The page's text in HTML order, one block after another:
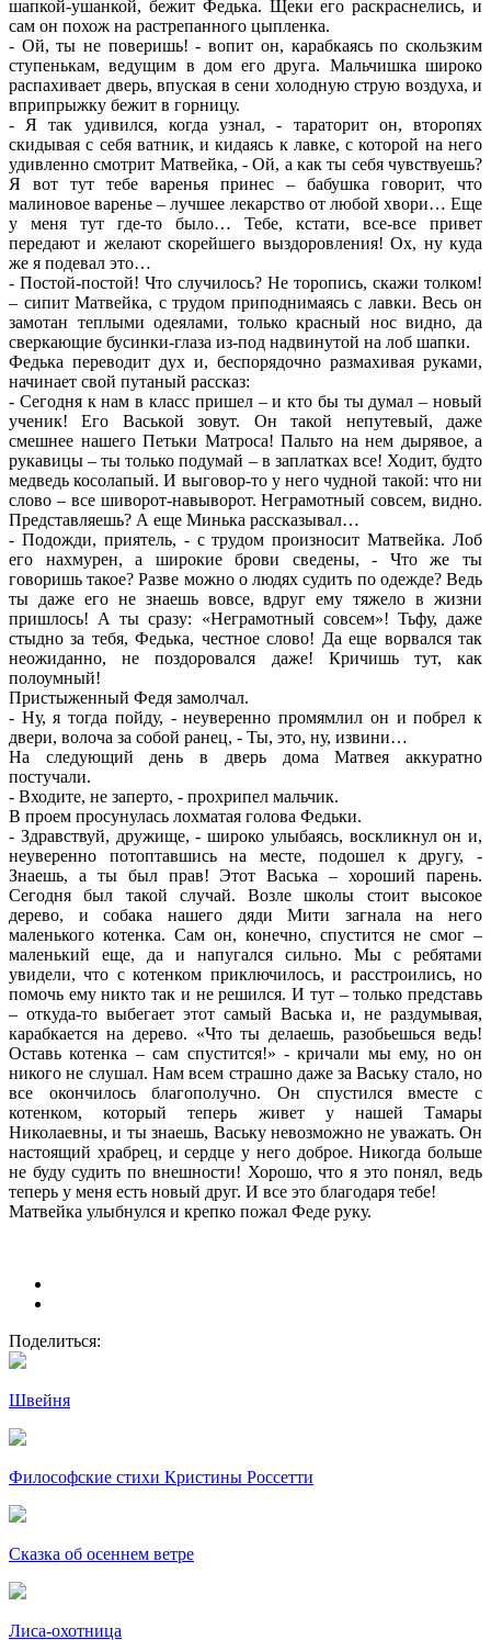
шапкой-ушанкой, бежит Федька. Щеки его раскраснелись, и
сам он похож на растрепанного цыпленка.
- Ой, ты не поверишь! - вопит он, карабкаясь по скользким
ступенькам, ведущим в дом его друга. Мальчишка широко
распахивает дверь, впуская в сени холодную струю воздуха, и
вприпрыжку бежит в горницу.
- Я так удивился, когда узнал, - тараторит он, второпях
скидывая с себя ватник, и кидаясь к лавке, с которой на него
удивленно смотрит Матвейка, - Ой, а как ты себя чувствуешь?
Я вот тут тебе варенья принес – бабушка говорит, что
малиновое варенье – лучшее лекарство от любой хвори… Еще
у меня тут где-то было… Тебе, кстати, все-все привет
передают и желают скорейшего выздоровления! Ох, ну куда
же я подевал это…
- Постой-постой! Что случилось? Не торопись, скажи толком!
– сипит Матвейка, с трудом приподнимаясь с лавки. Весь он
замотан теплыми одеялами, только красный нос видно, да
сверкающие бусинки-глаза из-под надвинутой на лоб шапки.
Федька переводит дух и, беспорядочно размахивая руками,
начинает свой путаный рассказ:
- Сегодня к нам в класс пришел – и кто бы ты думал – новый
ученик! Его Васькой зовут. Он такой непутевый, даже
смешнее нашего Петьки Матроса! Пальто на нем дырявое, а
рукавицы – ты только подумай – в заплатках все! Ходит, будто
медведь косолапый. И выговор-то у него чудной такой: что ни
слово – все шиворот-навыворот. Неграмотный совсем, видно.
Представляешь? А еще Минька рассказывал…
- Подожди, приятель, - с трудом произносит Матвейка. Лоб
его нахмурен, а широкие брови сведены, - Что же ты
говоришь такое? Разве можно о людях судить по одежде? Ведь
ты даже его не знаешь вовсе, вдруг ему тяжело в жизни
пришлось! А ты сразу: «Неграмотный совсем»! Тьфу, даже
стыдно за тебя, Федька, честное слово! Да еще ворвался так
неожиданно, не поздоровался даже! Кричишь тут, как
полоумный!
Пристыженный Федя замолчал.
- Ну, я тогда пойду, - неуверенно промямлил он и побрел к
двери, волоча за собой ранец, - Ты, это, ну, извини…
На следующий день в дверь дома Матвея аккуратно
постучали.
- Входите, не заперто, - прохрипел мальчик.
В проем просунулась лохматая голова Федьки.
- Здравствуй, дружище, - широко улыбаясь, воскликнул он и,
неуверенно потоптавшись на месте, подошел к другу, -
Знаешь, а ты был прав! Этот Васька – хороший парень.
Сегодня был такой случай. Возле школы стоит высокое
дерево, и собака нашего дяди Мити загнала на него
маленького котенка. Сам он, конечно, спустится не смог –
маленький еще, да и напугался сильно. Мы с ребятами
увидели, что с котенком приключилось, и расстроились, но
помочь ему никто так и не решился. И тут – только представь
– откуда-то выбегает этот самый Васька и, не раздумывая,
карабкается на дерево. «Что ты делаешь, разобьешься ведь!
Оставь котенка – сам спустится!» - кричали мы ему, но он
никого не слушал. Нам всем страшно даже за Ваську стало, но
все окончилось благополучно. Он спустился вместе с
котенком, который теперь живет у нашей Тамары
Николаевны, и ты знаешь, Ваську невозможно не уважать. Он
настоящий храбрец, и сердце у него доброе. Никогда больше
не буду судить по внешности! Хорошо, что я это понял, ведь
теперь у меня есть новый друг. И все это благодаря тебе!
Матвейка улыбнулся и крепко пожал Феде руку.
Поделиться:
Швейня
Философские стихи Кристины Россетти
Сказка об осеннем ветре
Лиса-охотница